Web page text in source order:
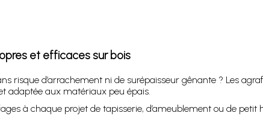
et efficaces sur bois
risque d’arrachement ni de surépaisseur gênante ? Les
adaptée aux matériaux peu épais.
à chaque projet de tapisserie, d’ameublement ou de petit